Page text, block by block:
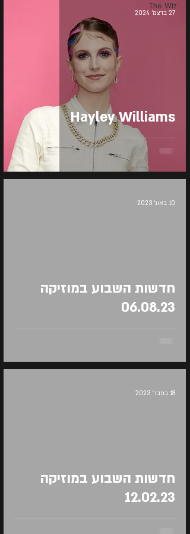
The Wiz
Hayley Williams
27 בדצמ׳ 2024
חדשות השבוע במוזיקה
06.08.23
10 באוג׳ 2023
חדשות השבוע במוזיקה
12.02.23
18 בפבר׳ 2023